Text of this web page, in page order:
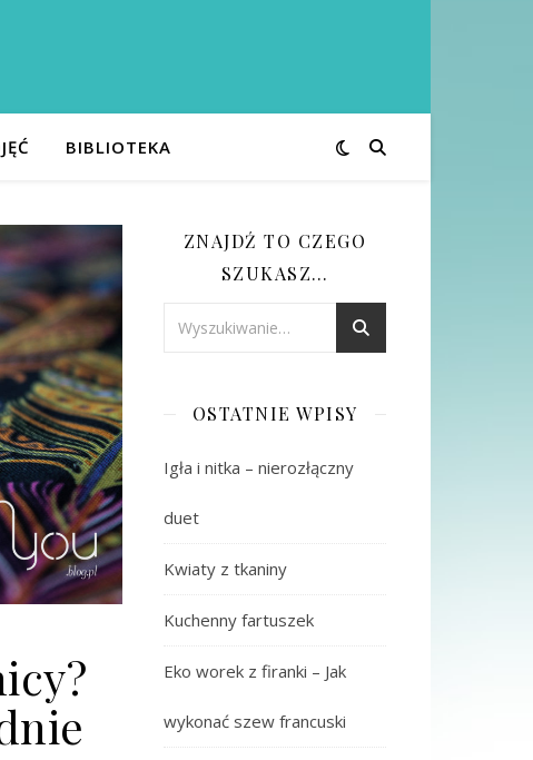
BIBLIOTEKA
ZNAJDŹ TO CZEGO
SZUKASZ…
OSTATNIE WPISY
Igła i nitka – nierozłączny
duet
Kwiaty z tkaniny
Kuchenny fartuszek
Eko worek z firanki – Jak
wykonać szew francuski